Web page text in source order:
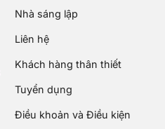
Nhà sáng lập
Liên hệ
Khách hàng thân thiết
Tuyển dụng
Điều khoản và Điều kiện